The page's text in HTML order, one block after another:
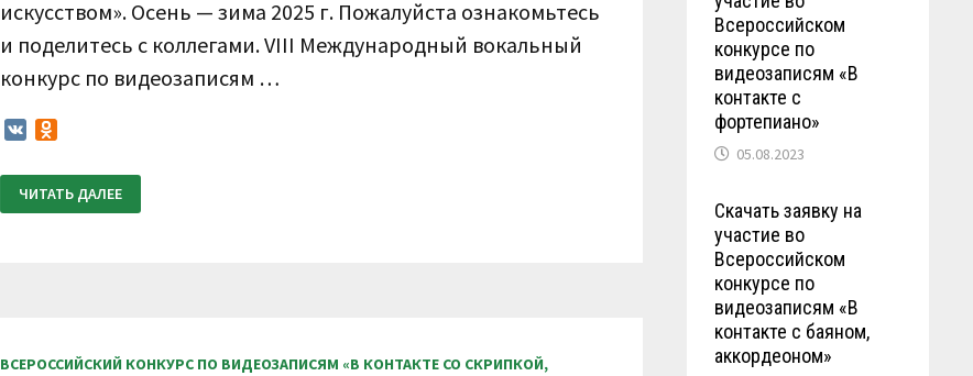
искусством». Осень — зима 2025 г. Пожалуйста ознакомьтесь
и поделитесь с коллегами. VIII Международный вокальный
конкурс по видеозаписям …
VK
КОНКУРСОВ
АССОЦИАЦИИ
ЧИТАТЬ ДАЛЕЕ
ВСЕРОССИЙСКИЙ КОНКУРС ПО ВИДЕОЗАПИСЯМ «В КОНТАКТЕ СО СКРИПКОЙ,
Всероссийском
конкурсе по
видеозаписям «В
контакте с
фортепиано»
05.08.2023
Скачать заявку на
участие во
Всероссийском
конкурсе по
видеозаписям «В
контакте с баяном,
аккордеоном»